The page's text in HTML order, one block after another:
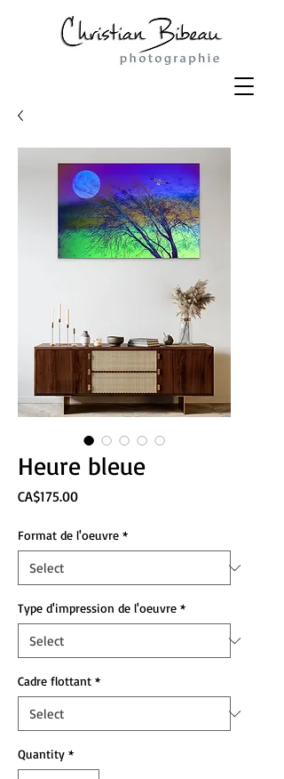
Heure bleue
CA$175.00Price
Format de l'oeuvre *
Type d'impression de l'oeuvre *
Cadre flottant *
Quantity *